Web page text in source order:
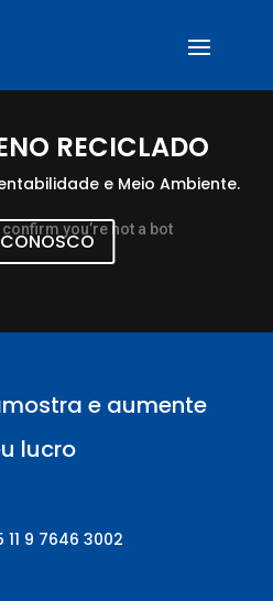
RECICLADO
e Meio Ambiente.
CONOSCO
e aumente
lucro
11 9 7646 3002